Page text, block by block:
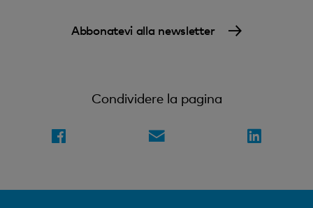
Abbonatevi alla newsletter
Condividere la pagina